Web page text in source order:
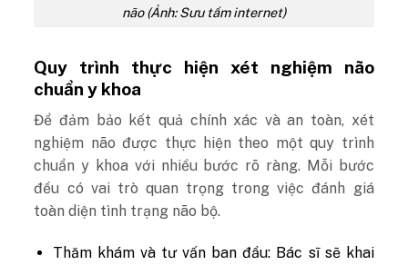
não (Ảnh: Sưu tầm internet)
Quy trình thực hiện xét nghiệm não
chuẩn y khoa
Để đảm bảo kết quả chính xác và an toàn, xét
nghiệm não được thực hiện theo một quy trình
chuẩn y khoa với nhiều bước rõ ràng. Mỗi bước
đều có vai trò quan trọng trong việc đánh giá
toàn diện tình trạng não bộ.
Thăm khám và tư vấn ban đầu: Bác sĩ sẽ khai